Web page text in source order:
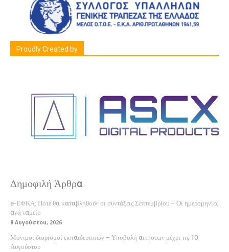
Proudly Created by
Δημοφιλή Άρθρα
e-ΕΦΚΑ: Πότε θα καταβληθούν οι συντάξεις Σεπτεμβρίου – Οι ημερομηνίες
ανά ταμείο
8 Αυγούστου, 2026
Μόνιμοι διορισμοί εκπαιδευτικών – Υποβολή αιτήσεων μέχρι τις 10
Αυγούστου